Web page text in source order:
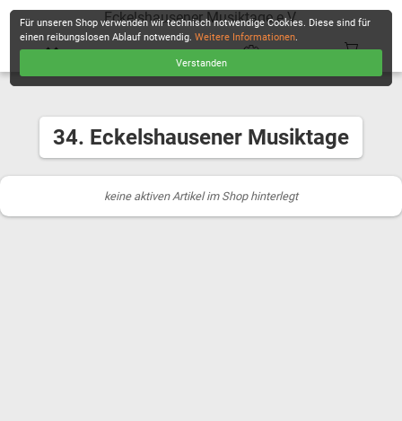
Eckelshausener Musiktage e.V.
34. Eckelshausener Musiktage
keine aktiven Artikel im Shop hinterlegt
Für unseren Shop verwenden wir technisch notwendige Cookies. Diese sind für
einen reibungslosen Ablauf notwendig.Weitere Informationen.
Verstanden